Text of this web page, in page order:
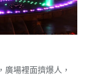
場裡面擠爆人，